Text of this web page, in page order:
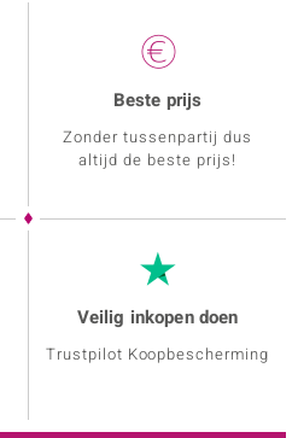
Beste prijs
Zonder tussenpartij dus
altijd de beste prijs!
Veilig inkopen doen
Trustpilot Koopbescherming